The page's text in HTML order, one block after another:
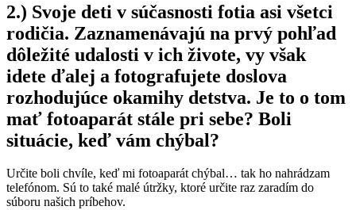
2.) Svoje deti v súčasnosti fotia asi všetci
rodičia. Zaznamenávajú na prvý pohľad
dôležité udalosti v ich živote, vy však
idete ďalej a fotografujete doslova
rozhodujúce okamihy detstva. Je to o tom
mať fotoaparát stále pri sebe? Boli
situácie, keď vám chýbal?
Určite boli chvíle, keď mi fotoaparát chýbal… tak ho nahrádzam
telefónom. Sú to také malé útržky, ktoré určite raz zaradím do
súboru našich príbehov.